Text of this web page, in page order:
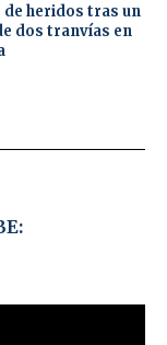
de heridos tras un
dos tranvías en